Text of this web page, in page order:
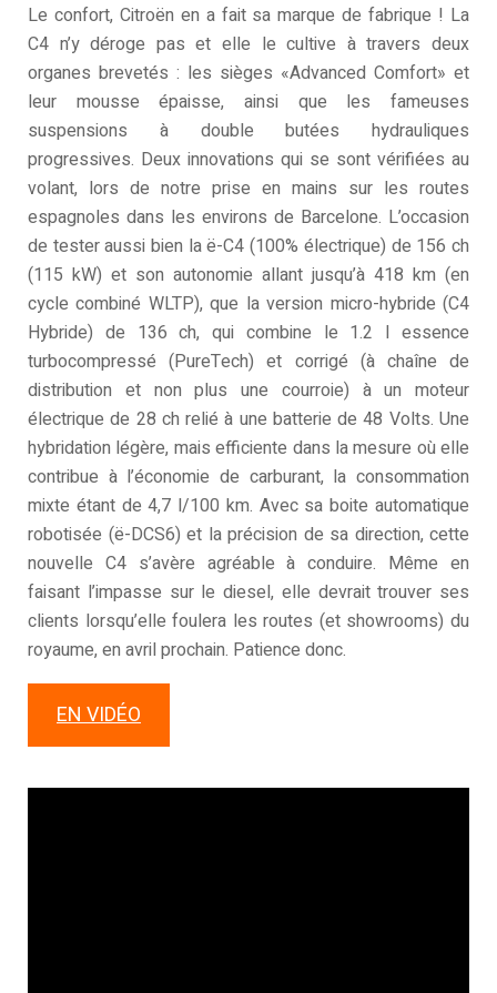
Le confort, Citroën en a fait sa marque de fabrique ! La
C4 n’y déroge pas et elle le cultive à travers deux
organes brevetés : les sièges «Advanced Comfort» et
leur mousse épaisse, ainsi que les fameuses
suspensions à double butées hydrauliques
progressives. Deux innovations qui se sont vérifiées au
volant, lors de notre prise en mains sur les routes
espagnoles dans les environs de Barcelone. L’occasion
de tester aussi bien la ë-C4 (100% électrique) de 156 ch
(115 kW) et son autonomie allant jusqu’à 418 km (en
cycle combiné WLTP), que la version micro-hybride (C4
Hybride) de 136 ch, qui combine le 1.2 l essence
turbocompressé (PureTech) et corrigé (à chaîne de
distribution et non plus une courroie) à un moteur
électrique de 28 ch relié à une batterie de 48 Volts. Une
hybridation légère, mais efficiente dans la mesure où elle
contribue à l’économie de carburant, la consommation
mixte étant de 4,7 l/100 km. Avec sa boite automatique
robotisée (ë-DCS6) et la précision de sa direction, cette
nouvelle C4 s’avère agréable à conduire. Même en
faisant l’impasse sur le diesel, elle devrait trouver ses
clients lorsqu’elle foulera les routes (et showrooms) du
royaume, en avril prochain. Patience donc.
EN VIDÉO